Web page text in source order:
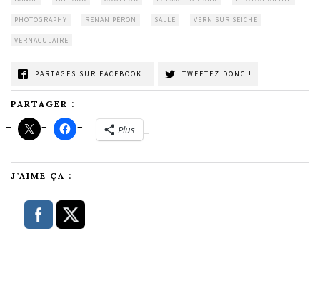
PHOTOGRAPHY RENAN PÉRON SALLE VERN SUR SEICHE
VERNACULAIRE
PARTAGES SUR FACEBOOK ! TWEETEZ DONC !
PARTAGER :
Plus
J’AIME ÇA :